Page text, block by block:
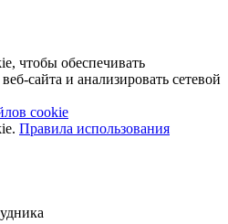
чтобы обеспечивать
сайта и анализировать сетевой
cookie
Правила использования